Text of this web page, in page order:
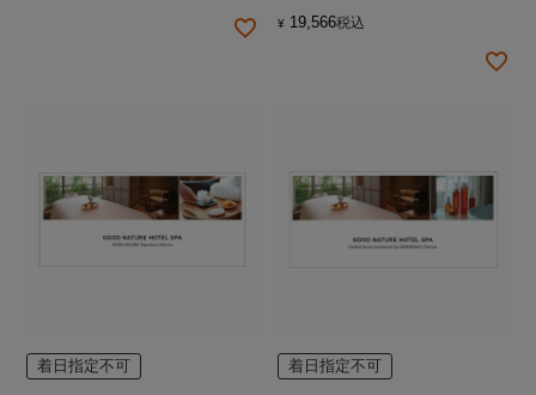
¥ 19,566税込
着日指定不可 着日指定不可